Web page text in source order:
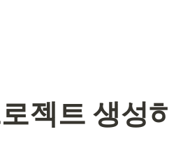
젝트 생성